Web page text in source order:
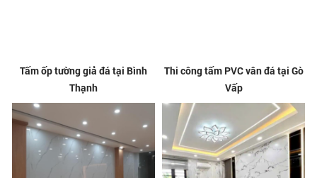
Tấm ốp tường giả đá tại Bình
Thạnh
Thi công tấm PVC vân đá tại Gò
Vấp